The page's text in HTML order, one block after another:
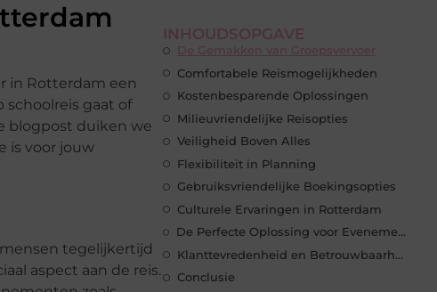
in Rotterdam een
schoolreis gaat of
blogpost duiken we
is voor jouw
tegelijkertijd
aspect aan de reis.
INHOUDSOPGAVE
De Gemakken van Groepsvervoer
Comfortabele Reismogelijkheden
Kostenbesparende Oplossingen
Milieuvriendelijke Reisopties
Veiligheid Boven Alles
Flexibiliteit in Planning
Gebruiksvriendelijke Boekingsopties
Culturele Ervaringen in Rotterdam
De Perfecte Oplossing voor Evenementen
Klanttevredenheid en Betrouwbaarheid
Conclusie